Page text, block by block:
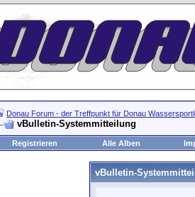
Donau Forum - der Treffpunkt für Donau
vBulletin-Systemmitteilung
Registrieren
Alle Alben
vBulletin-